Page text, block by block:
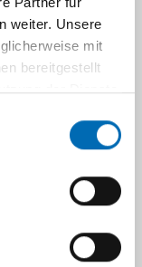
weiter. Unsere
mit
bereitgestellt
der Dienste